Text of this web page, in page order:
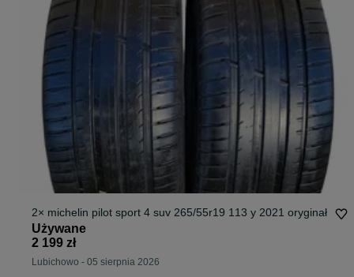
2× michelin pilot sport 4 suv 265/55r19 113 y 2021 oryginał
Używane
2 199 zł
Lubichowo - 05 sierpnia 2026